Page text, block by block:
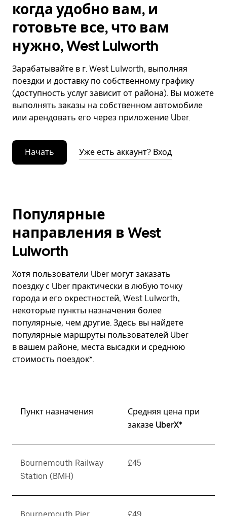
когда удобно вам, и
готовьте все, что вам
нужно, West Lulworth
Зарабатывайте в г. West Lulworth, выполняя
поездки и доставку по собственному графику
(доступность услуг зависит от района). Вы можете
выполнять заказы на собственном автомобиле
или арендовать его через приложение Uber.
Начать Уже есть аккаунт? Вход
Популярные
направления в West
Lulworth
Хотя пользователи Uber могут заказать
поездку с Uber практически в любую точку
города и его окрестностей, West Lulworth,
некоторые пункты назначения более
популярные, чем другие. Здесь вы найдете
популярные маршруты пользователей Uber
в вашем районе, места высадки и среднюю
стоимость поездок*.
Пункт назначения
Средняя цена при
заказе UberX*
Bournemouth Railway
Station (BMH)
£45